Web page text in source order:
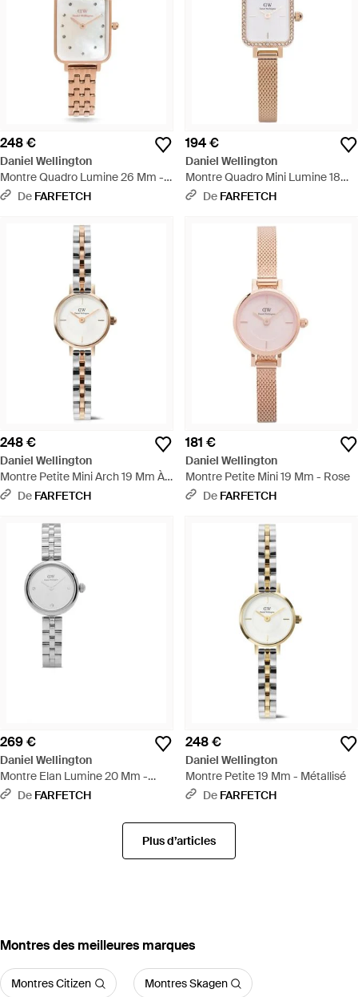
248 €
Daniel Wellington
Montre Quadro Lumine 26 Mm -
Blanc
De FARFETCH
194 €
Daniel Wellington
Montre Quadro Mini Lumine 18
Mm - Blanc
De FARFETCH
248 €
Daniel Wellington
Montre Petite Mini Arch 19 Mm À
Design Bicolore - Métallisé
De FARFETCH
181 €
Daniel Wellington
Montre Petite Mini 19 Mm - Rose
De FARFETCH
269 €
Daniel Wellington
Montre Elan Lumine 20 Mm -
Blanc
De FARFETCH
248 €
Daniel Wellington
Montre Petite 19 Mm - Métallisé
De FARFETCH
Plus d’articles
‪Montres‬ des meilleures marques
Montres Citizen Montres Skagen